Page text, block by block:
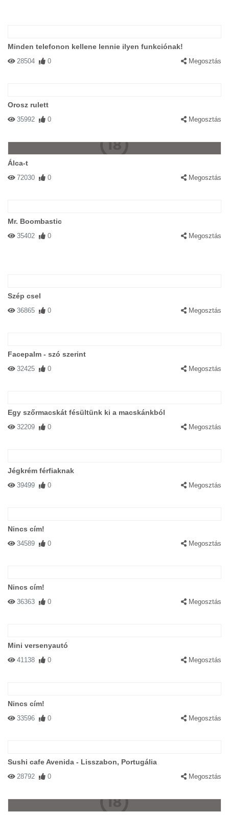
Minden telefonon kellene lennie ilyen funkciónak!
28504 0 Megosztás
Orosz rulett
35992 0 Megosztás
Álca-t
72030 0 Megosztás
Mr. Boombastic
35402 0 Megosztás
Szép csel
36865 0 Megosztás
Facepalm - szó szerint
32425 0 Megosztás
Egy szőrmacskát fésültünk ki a macskánkból
32209 0 Megosztás
Jégkrém férfiaknak
39499 0 Megosztás
Nincs cím!
34589 0 Megosztás
Nincs cím!
36363 0 Megosztás
Mini versenyautó
41138 0 Megosztás
Nincs cím!
33596 0 Megosztás
Sushi cafe Avenida - Lisszabon, Portugália
28792 0 Megosztás